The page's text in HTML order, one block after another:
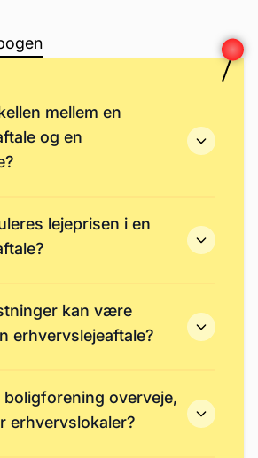
mellem en
og en
lejeprisen i en
kan være
erhvervslejeaftale?
boligforening overveje,
erhvervslokaler?